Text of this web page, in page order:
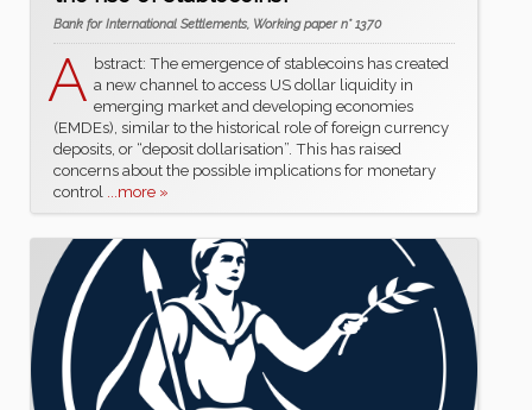
Bank for International Settlements, Working paper n° 1370
A bstract: The emergence of stablecoins has created
a new channel to access US dollar liquidity in
emerging market and developing economies
(EMDEs), similar to the historical role of foreign currency
deposits, or “deposit dollarisation”. This has raised
concerns about the possible implications for monetary
control ...more »